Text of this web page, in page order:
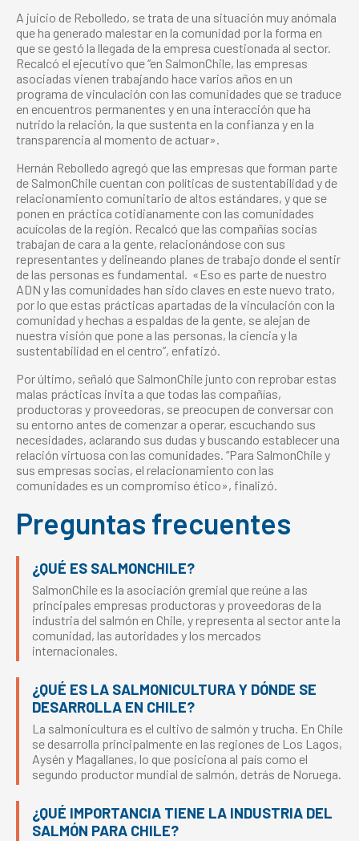
A juicio de Rebolledo, se trata de una situación muy anómala
que ha generado malestar en la comunidad por la forma en
que se gestó la llegada de la empresa cuestionada al sector.
Recalcó el ejecutivo que “en SalmonChile, las empresas
asociadas vienen trabajando hace varios años en un
programa de vinculación con las comunidades que se traduce
en encuentros permanentes y en una interacción que ha
nutrido la relación, la que sustenta en la confianza y en la
transparencia al momento de actuar».
Hernán Rebolledo agregó que las empresas que forman parte
de SalmonChile cuentan con políticas de sustentabilidad y de
relacionamiento comunitario de altos estándares, y que se
ponen en práctica cotidianamente con las comunidades
acuícolas de la región. Recalcó que las compañías socias
trabajan de cara a la gente, relacionándose con sus
representantes y delineando planes de trabajo donde el sentir
de las personas es fundamental. «Eso es parte de nuestro
ADN y las comunidades han sido claves en este nuevo trato,
por lo que estas prácticas apartadas de la vinculación con la
comunidad y hechas a espaldas de la gente, se alejan de
nuestra visión que pone a las personas, la ciencia y la
sustentabilidad en el centro”, enfatizó.
Por último, señaló que SalmonChile junto con reprobar estas
malas prácticas invita a que todas las compañías,
productoras y proveedoras, se preocupen de conversar con
su entorno antes de comenzar a operar, escuchando sus
necesidades, aclarando sus dudas y buscando establecer una
relación virtuosa con las comunidades. “Para SalmonChile y
sus empresas socias, el relacionamiento con las
comunidades es un compromiso ético», finalizó.
Preguntas frecuentes
¿QUÉ ES SALMONCHILE?
SalmonChile es la asociación gremial que reúne a las
principales empresas productoras y proveedoras de la
industria del salmón en Chile, y representa al sector ante la
comunidad, las autoridades y los mercados
internacionales.
¿QUÉ ES LA SALMONICULTURA Y DÓNDE SE
DESARROLLA EN CHILE?
La salmonicultura es el cultivo de salmón y trucha. En Chile
se desarrolla principalmente en las regiones de Los Lagos,
Aysén y Magallanes, lo que posiciona al país como el
segundo productor mundial de salmón, detrás de Noruega.
¿QUÉ IMPORTANCIA TIENE LA INDUSTRIA DEL
SALMÓN PARA CHILE?